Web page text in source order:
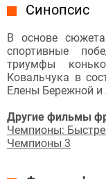
Синопсис
В основе
спортивные
триумфы
Ковальчука в
Елены Бережной и
Другие фильмы
Чемпионы:
Чемпионы 3